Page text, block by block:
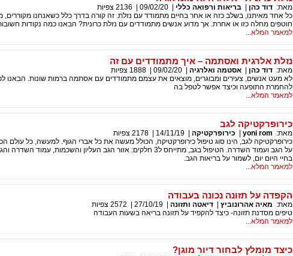
מאת: דוד כהן |בריאות ורפואה כללי |
09/02/20
2136 צפיות
כל אחד מאיתנו, בשלב כזה או אחר בחיים מתמודד עם נזלת. זה קורה בדרך כלל כשאנחנו מקוררים,
חוטפים מחלה כזו או אחרת. אך מדוע אנשים מתמודדים עם נזלת כרונית? הבאנו כמה נקודות
למאמר המלא...
נזלת אלרגית ואסתמה – איך מתמודדים עם זה
מאת: דוד כהן |אסטמה ואלרגיה |
09/02/20
|
1888 צפיות
לא מעט אנשים, צעירים ומבוגרים, מוצאים את עצמם מתמודדים עם אסתמה ברמות שונות. הבאנו
להחמרת התופעה וכיצד אפשר לטפל בה
למאמר המלא...
כירופרקטיקה לגב
מאת: yoni rom כירופרקטיקה |
14/11/19
|
2178 צפיות
כירופרקטיקה לגב, הינו סוג טיפול כירופרקטיקה, הכולל מעשה את כל אברי הגוף. למעשה, כל עולם
על הגב ועמוד השדרה. הטיפול בגב, מתייחס ל3 חלקים: אזור הגב העליון והשכמות,
בחיי היום יום, לשמור על בריאות הגב.
למאמר המלא...
הקפדה על תזונה נכונה בעבודה
מאת: מאיה אהרונוביץ |דיאטה ותזונה |
27/10/19
2572 צפיות
טיפים מסדנת תזונה- כיצד להקפיד על תזונה בריאה בשעות העבודה
למאמר המלא...
כיצד מומלץ לבחור דיור מוגן?